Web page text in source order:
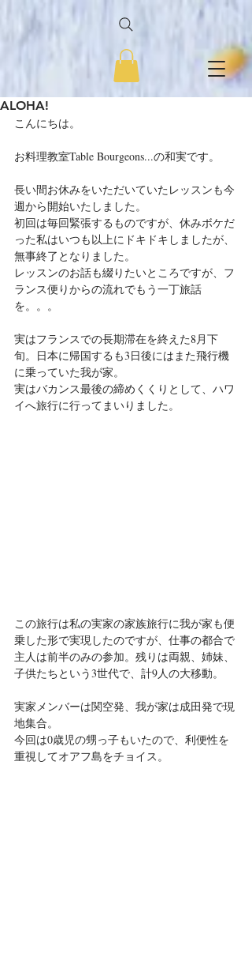
ALOHA!
こんにちは。
お料理教室Table Bourgeons...の和実です。
長い間お休みをいただいていたレッスンも今
週から開始いたしました。
初回は毎回緊張するものですが、休みボケだ
った私はいつも以上にドキドキしましたが、
無事終了となりました。
レッスンのお話も綴りたいところですが、フ
ランス便りからの流れでもう一丁旅話
を。。。
実はフランスでの長期滞在を終えた8月下
旬。日本に帰国するも3日後にはまた飛行機
に乗っていた我が家。
実はバカンス最後の締めくくりとして、ハワ
イへ旅行に行ってまいりました。
この旅行は私の実家の家族旅行に我が家も便
乗した形で実現したのですが、仕事の都合で
主人は前半のみの参加。残りは両親、姉妹、
子供たちという3世代で、計9人の大移動。
実家メンバーは関空発、我が家は成田発で現
地集合。
今回は0歳児の甥っ子もいたので、利便性を
重視してオアフ島をチョイス。